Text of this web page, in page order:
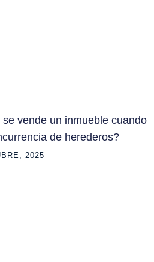
se vende un inmueble cuando
de herederos?
2025